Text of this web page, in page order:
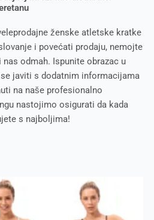
ženske atletske kratke
i povećati prodaju, nemojte
odmah. Ispunite obrazac u
javiti s dodatnim informacijama
na naše profesionalno
nastojimo osigurati da kada
s najboljima!